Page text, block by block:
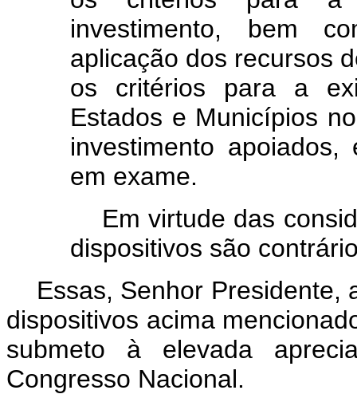
investimento, bem
aplicação dos recursos
os critérios para a
Estados e Municípios
investimento
em exame.
Em virtude das
dispositivos são
Essas, Senhor Presidente,
dispositivos acima
submeto à elevada
Congresso Nacional.